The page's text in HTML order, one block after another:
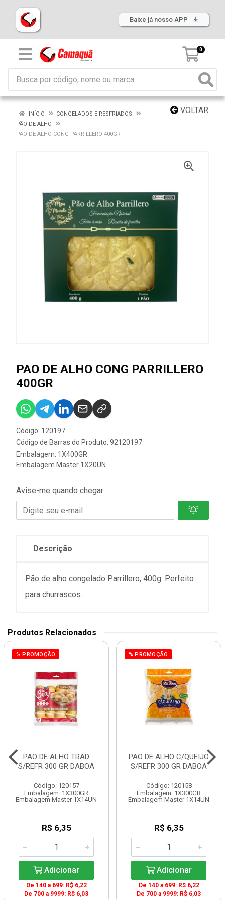
Baixe já nosso APP
0
VOLTAR
INÍCIO
CONGELADOS E RESFRIADOS
PÃO DE ALHO
PAO DE ALHO CONG PARRILLERO 400GR
PAO DE ALHO CONG PARRILLERO
400GR
Código: 120197
Código de Barras do Produto: 92120197
Embalagem: 1X400GR
Embalagem Master 1X20UN
Avise-me quando chegar
Descrição
Pão de alho congelado Parrillero, 400g. Perfeito
para churrascos.
Produtos Relacionados
% PROMOÇÃO
PAO DE ALHO TRAD
S/REFR 300 GR DABOA
Código: 120157
Embalagem: 1X300GR
Embalagem Master 1X14UN
R$ 6,35
Adicionar
De 140 a 699: R$ 6,22
De 700 a 9999: R$ 6,03
% PROMOÇÃO
PAO DE ALHO C/QUEIJO
S/REFR 300 GR DABOA
Código: 120158
Embalagem: 1X300GR
Embalagem Master 1X14UN
R$ 6,35
Adicionar
De 140 a 699: R$ 6,22
De 700 a 9999: R$ 6,03